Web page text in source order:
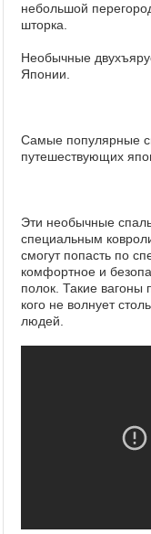
небольшой
шторка.
Необычные
Японии.
Самые популярные
путешествующих
Эти необычные
специальным
смогут попасть по
комфортное и
полок. Такие вагоны
кого не волнует
людей.